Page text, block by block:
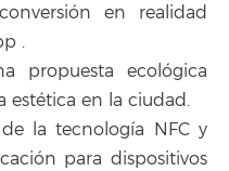
en realidad
.
propuesta ecológica
estética en la ciudad.
la tecnología NFC y
para dispositivos